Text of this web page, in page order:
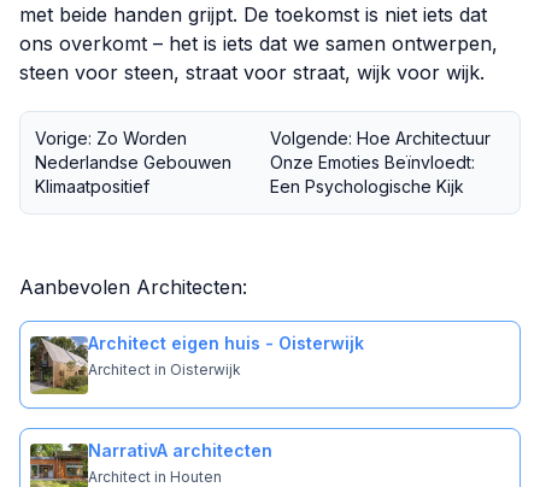
met beide handen grijpt. De toekomst is niet iets dat
ons overkomt – het is iets dat we samen ontwerpen,
steen voor steen, straat voor straat, wijk voor wijk.
Vorige: Zo Worden
Nederlandse Gebouwen
Klimaatpositief
Volgende: Hoe Architectuur
Onze Emoties Beïnvloedt:
Een Psychologische Kijk
Aanbevolen Architecten:
Architect eigen huis - Oisterwijk
Architect in Oisterwijk
NarrativA architecten
Architect in Houten